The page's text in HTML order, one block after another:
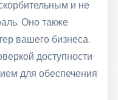
и не
Оно также
вашего бизнеса.
доступности
для обеспечения